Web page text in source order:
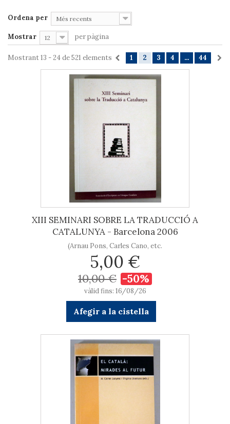
Ordena per Més recents
Mostrar 12 per pàgina
1 2 3 4 ... 44
Mostrant 13 - 24 de 521 elements
XIII SEMINARI SOBRE LA TRADUCCIÓ A
CATALUNYA - Barcelona 2006
(Arnau Pons, Carles Cano, etc.
5,00 €
10,00 € -50%
vàlid fins: 16/08/26
Afegir a la cistella